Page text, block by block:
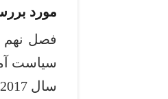
مورد
فصل نهم
سیاست
سال 2017 میلادی می ­پردازد.